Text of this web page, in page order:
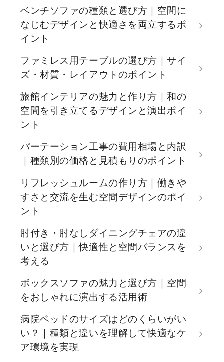
ベンチソファの種類と選び方｜空間に
なじむデザインと快適さを両立するポ
イント
ファミレス用テーブルの選び方｜サイ
ズ・材質・レイアウトのポイント
旅館インテリアの魅力と作り方｜和の
空間を引き立てるデザインと演出ポイ
ント
パーテーション工事の費用相場と内訳
｜種類別の価格と見積もりのポイント
リフレッシュルームの作り方｜働きや
すさと交流を生む空間デザインのポイ
ント
肘付き・肘なしダイニングチェアの違
いと選び方｜快適性と空間バランスを
考える
ボックスソファの魅力と選び方｜空間
をおしゃれに演出する活用術
病院ベッドのサイズはどのくらいがい
い？｜種類と違いを理解して快適なケ
ア環境を実現